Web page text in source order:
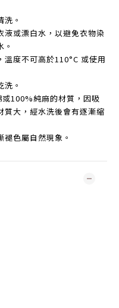
。
液或漂白水，以避免衣物染
溫度不可高於110°C 或使用
。
或100%純麻的材質，因吸
質大，經水洗後會有逐漸縮
色屬自然現象。